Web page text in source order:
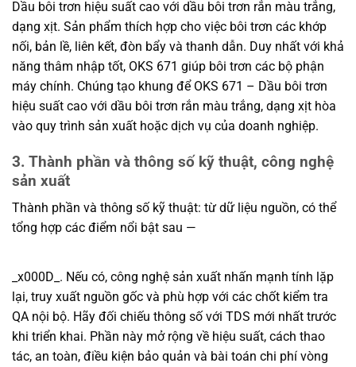
Dầu bôi trơn hiệu suất cao với dầu bôi trơn rắn màu trắng,
dạng xịt. Sản phẩm thích hợp cho việc bôi trơn các khớp
nối, bản lề, liên kết, đòn bẩy và thanh dẫn. Duy nhất với khả
năng thâm nhập tốt, OKS 671 giúp bôi trơn các bộ phận
máy chính. Chúng tạo khung để OKS 671 – Dầu bôi trơn
hiệu suất cao với dầu bôi trơn rắn màu trắng, dạng xịt hòa
vào quy trình sản xuất hoặc dịch vụ của doanh nghiệp.
3. Thành phần và thông số kỹ thuật, công nghệ
sản xuất
Thành phần và thông số kỹ thuật: từ dữ liệu nguồn, có thể
tổng hợp các điểm nổi bật sau —
_x000D_. Nếu có, công nghệ sản xuất nhấn mạnh tính lặp
lại, truy xuất nguồn gốc và phù hợp với các chốt kiểm tra
QA nội bộ. Hãy đối chiếu thông số với TDS mới nhất trước
khi triển khai. Phần này mở rộng về hiệu suất, cách thao
tác, an toàn, điều kiện bảo quản và bài toán chi phí vòng